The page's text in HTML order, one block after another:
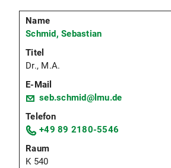
Schmid, Sebastian
Dr., M.A.
seb.schmid@lmu.de
+49 89 2180-5546
K 540